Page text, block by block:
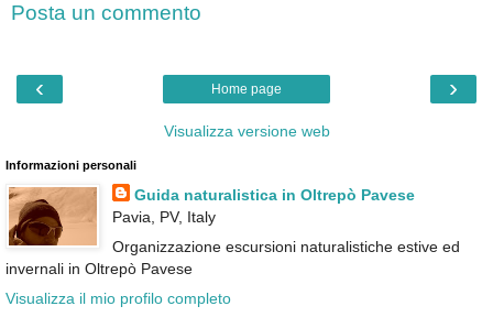
Posta un commento
‹ ›
Home page
Visualizza versione web
Informazioni personali
Guida naturalistica in Oltrepò Pavese
Pavia, PV, Italy
Organizzazione escursioni naturalistiche estive ed
invernali in Oltrepò Pavese
Visualizza il mio profilo completo